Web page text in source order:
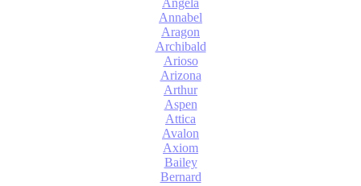
Annabel
Aragon
Archibald
Arioso
Arizona
Arthur
Aspen
Attica
Avalon
Axiom
Bailey
Bernard